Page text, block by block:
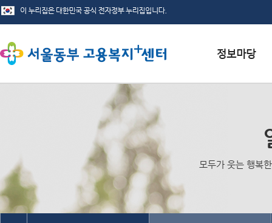
관련사이트
모두가 웃는 행복